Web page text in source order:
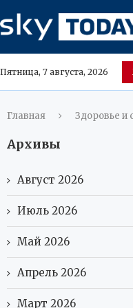
Пятница, 7 августа, 2026
Главная Здоровье и
Архивы
Август 2026
Июль 2026
Май 2026
Апрель 2026
Март 2026